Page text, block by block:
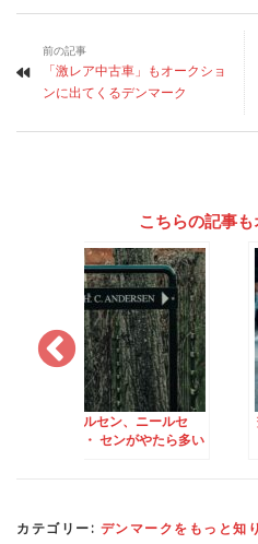
前の記事
「激レア中古車」もオークショ
ンに出てくるデンマーク
こちらの記事
ンがやたら多い
交通安全委員会
した自転車ヘル
カテゴリー: デンマークをもっと知